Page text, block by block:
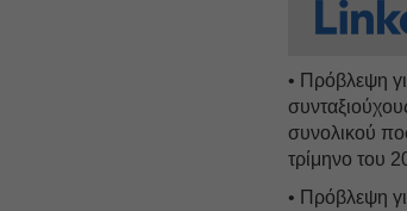
• Πρόβλεψη
συνολικού
τρίμηνο του
• Πρόβλεψη